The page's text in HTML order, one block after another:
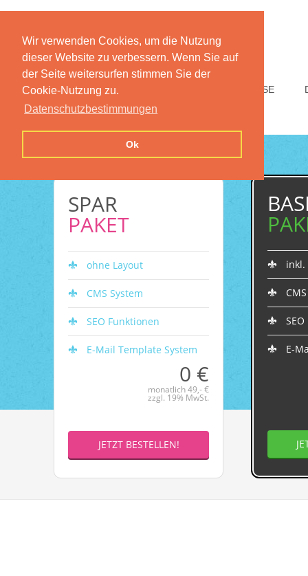
Wir verwenden Cookies, um die Nutzung
dieser Website zu verbessern. Wenn Sie auf
der Seite weitersurfen stimmen Sie der
Cookie-Nutzung zu.
Datenschutzbestimmungen
Ok
HOME PREISE
SPAR
PAKET
ohne Layout
CMS System
SEO Funktionen
E-Mail Template System
0 €
monatlich 49,- €
zzgl. 19% MwSt.
JETZT BESTELLEN!
inkl.
E-